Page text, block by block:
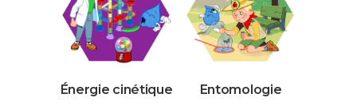
Énergie cinétique
Entomologie